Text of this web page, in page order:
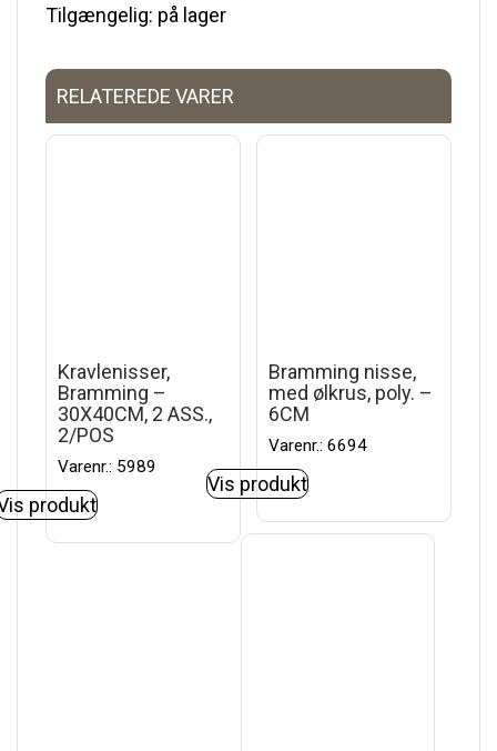
Tilgængelig: på lager
RELATEREDE VARER
Kravlenisser,
Bramming –
30X40CM, 2 ASS.,
2/POS
Varenr.: 5989
produkt
Bramming nisse,
med ølkrus, poly. –
6CM
Varenr.: 6694
Vis produkt